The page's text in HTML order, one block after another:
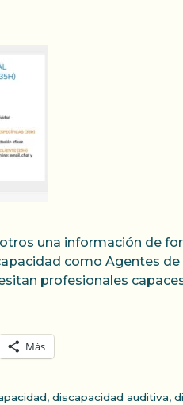
una información de
como Agentes
profesionales
Más
, discapacidad auditiva,